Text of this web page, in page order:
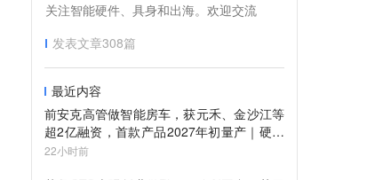
关注智能硬件、具身和出海。欢迎交流
发表文章308篇
最近内容
前安克高管做智能房车，获元禾、金沙江等
超2亿融资，首款产品2027年初量产｜硬氪
首发
22小时前